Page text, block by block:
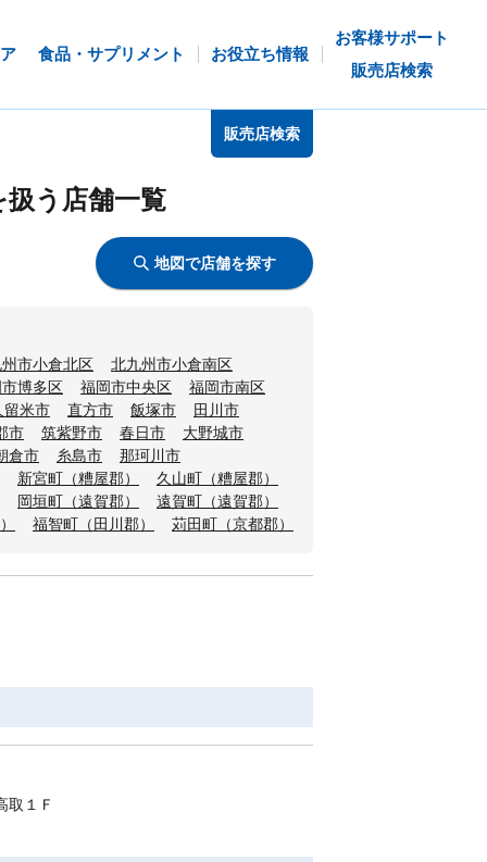
食品・サプリメント お役立ち情報
お客様サポート
販売店検索
販売店検索
う店舗一覧
地図で店舗を探す
市小倉北区
北九州市小倉南区
博多区 福岡市中央区
福岡市南区
留米市 直方市 飯塚市
田川市
市 筑紫野市 春日市
大野城市
倉市 糸島市
那珂川市
新宮町（糟屋郡）
久山町（糟屋郡）
岡垣町（遠賀郡）
遠賀町（遠賀郡）
福智町（田川郡） 苅田町（京都郡）
取１Ｆ